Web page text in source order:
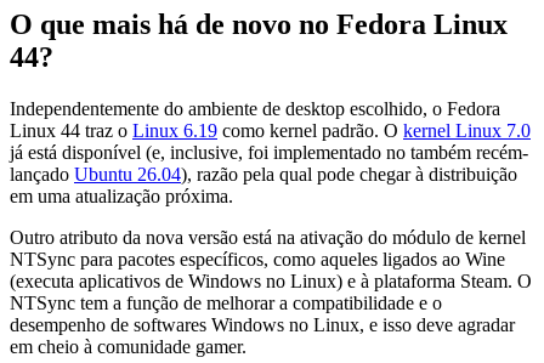
O que mais há de novo no Fedora Linux
44?
Independentemente do ambiente de desktop escolhido, o Fedora
Linux 44 traz o Linux 6.19 como kernel padrão. O kernel Linux 7.0
já está disponível (e, inclusive, foi implementado no também recém-
lançado Ubuntu 26.04), razão pela qual pode chegar à distribuição
em uma atualização próxima.
Outro atributo da nova versão está na ativação do módulo de kernel
NTSync para pacotes específicos, como aqueles ligados ao Wine
(executa aplicativos de Windows no Linux) e à plataforma Steam. O
NTSync tem a função de melhorar a compatibilidade e o
desempenho de softwares Windows no Linux, e isso deve agradar
em cheio à comunidade gamer.